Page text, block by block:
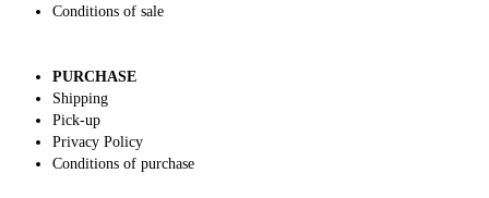
Conditions of sale
PURCHASE
Shipping
Pick-up
Privacy Policy
Conditions of purchase